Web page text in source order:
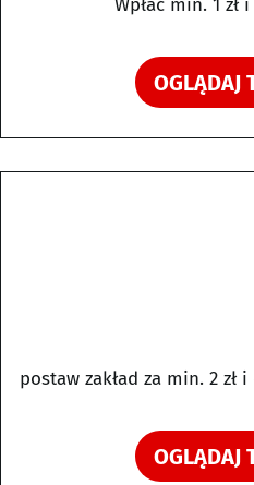
Wpłać min. 1 zł
OGLĄDAJ
postaw zakład za min. 2 zł
OGLĄDAJ